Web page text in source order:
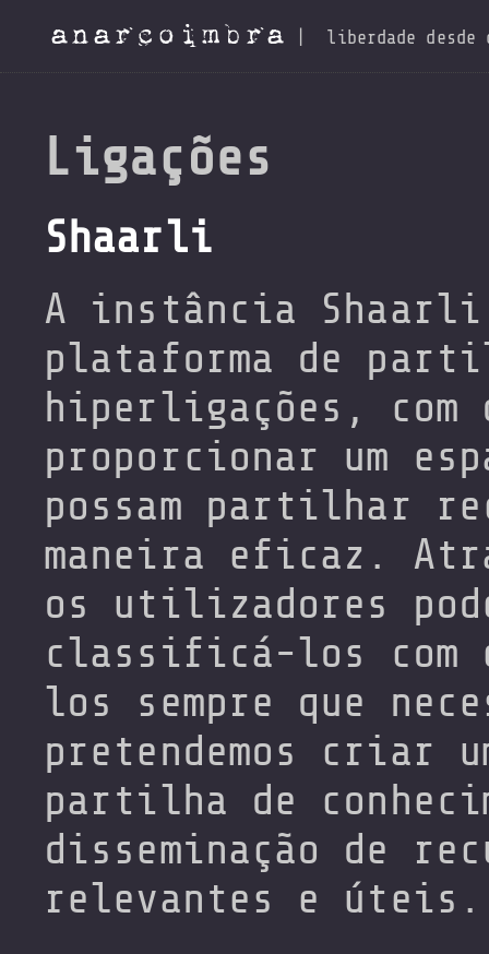
anarcoimbra liberdade desde
Ligações
Shaarli
A instância Shaarli
plataforma de
hiperligações,
proporcionar um
possam partilhar
maneira eficaz.
os utilizadores
classificá-los com
los sempre que
pretendemos criar
partilha de
disseminação de
relevantes e úteis.